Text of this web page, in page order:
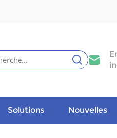
Solutions Nouvelles